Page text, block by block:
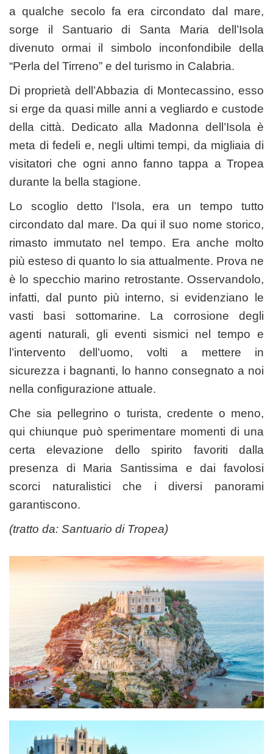
a qualche secolo fa era circondato dal mare,
sorge il Santuario di Santa Maria dell’Isola
divenuto ormai il simbolo inconfondibile della
“Perla del Tirreno” e del turismo in Calabria.
Di proprietà dell’Abbazia di Montecassino, esso
si erge da quasi mille anni a vegliardo e custode
della città. Dedicato alla Madonna dell’Isola è
meta di fedeli e, negli ultimi tempi, da migliaia di
visitatori che ogni anno fanno tappa a Tropea
durante la bella stagione.
Lo scoglio detto l’Isola, era un tempo tutto
circondato dal mare. Da qui il suo nome storico,
rimasto immutato nel tempo. Era anche molto
più esteso di quanto lo sia attualmente. Prova ne
è lo specchio marino retrostante. Osservandolo,
infatti, dal punto più interno, si evidenziano le
vasti basi sottomarine. La corrosione degli
agenti naturali, gli eventi sismici nel tempo e
l’intervento dell’uomo, volti a mettere in
sicurezza i bagnanti, lo hanno consegnato a noi
nella configurazione attuale.
Che sia pellegrino o turista, credente o meno,
qui chiunque può sperimentare momenti di una
certa elevazione dello spirito favoriti dalla
presenza di Maria Santissima e dai favolosi
scorci naturalistici che i diversi panorami
garantiscono.
(tratto da: Santuario di Tropea)